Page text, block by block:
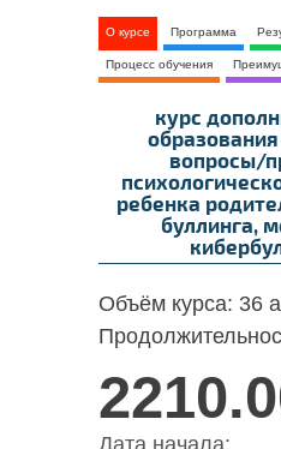
О курсе Программа
Процесс обучения
курс
вопросы/
ребенка
буллинга,
Объём курса: 36
Дата начала: